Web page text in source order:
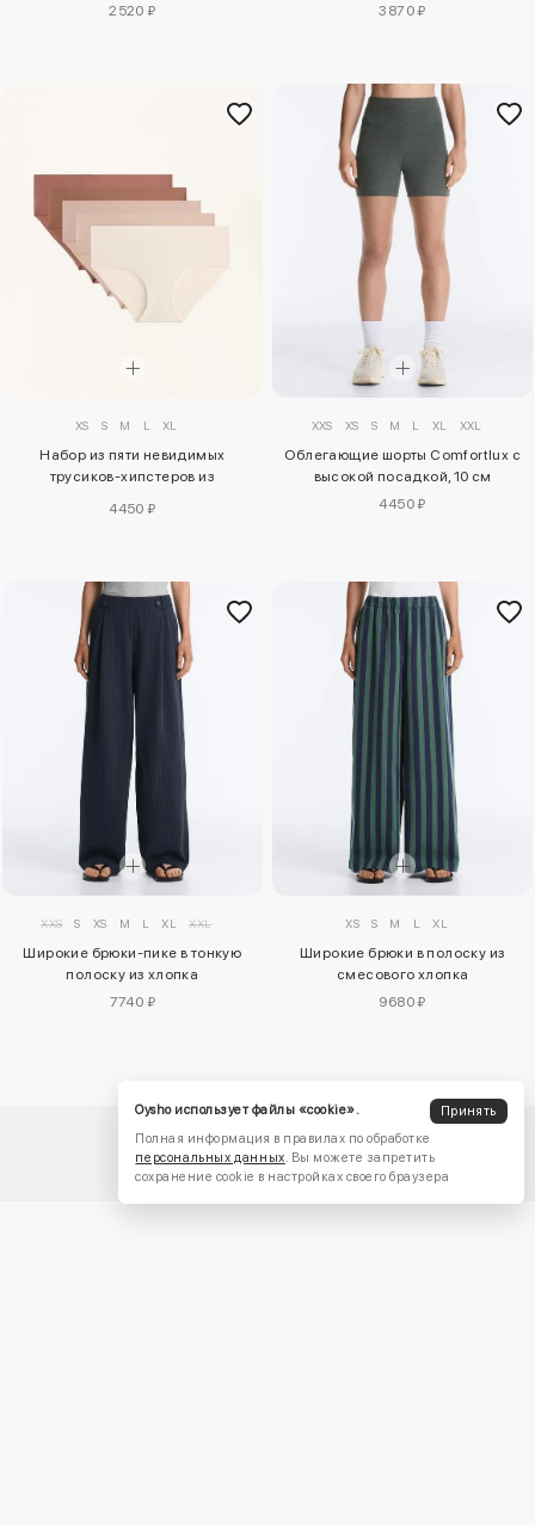
2520 ₽
3870 ₽
XS S M L XL
Набор из пяти невидимых
трусиков-хипстеров из
4450 ₽
XXS XS S M L XL XXL
Облегающие шорты Comfortlux с
высокой посадкой, 10 см
4450 ₽
XXS S XS M L XL XXL
Широкие брюки-пике в тонкую
полоску из хлопка
7740 ₽
XS S M L XL
Широкие брюки в полоску из
смесового хлопка
9680 ₽
Oysho использует файлы «cookie».
Принять
Полная информация в правилах по обработке
персональных данных. Вы можете запретить
сохранение cookie в настройках своего браузера